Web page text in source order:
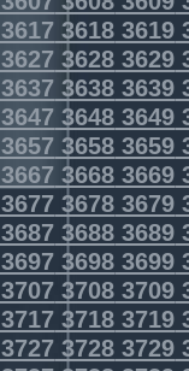
3617 3618 3619
3627 3628 3629
3637 3638 3639
3647 3648 3649
3657 3658 3659
3667 3668 3669
3677 3678 3679
3687 3688 3689
3697 3698 3699
3707 3708 3709
3717 3718 3719
3727 3728 3729